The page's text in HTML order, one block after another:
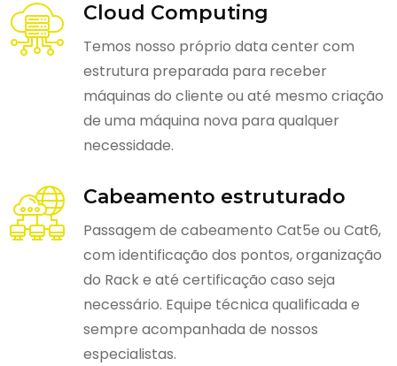
Cloud Computing
Temos nosso próprio data center com
estrutura preparada para receber
máquinas do cliente ou até mesmo criação
de uma máquina nova para qualquer
necessidade.
Cabeamento estruturado
Passagem de cabeamento Cat5e ou Cat6,
com identificação dos pontos, organização
do Rack e até certificação caso seja
necessário. Equipe técnica qualificada e
sempre acompanhada de nossos
especialistas.